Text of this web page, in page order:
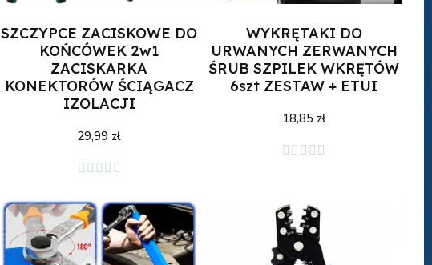
SZCZYPCE ZACISKOWE DO
KOŃCÓWEK 2w1
ZACISKARKA
KONEKTORÓW ŚCIĄGACZ
IZOLACJI
29,99 zł
    
Dodaj do koszyka
WYKRĘTAKI DO
URWANYCH ZERWANYCH
ŚRUB SZPILEK WKRĘTÓW
6szt ZESTAW + ETUI
18,85 zł
    